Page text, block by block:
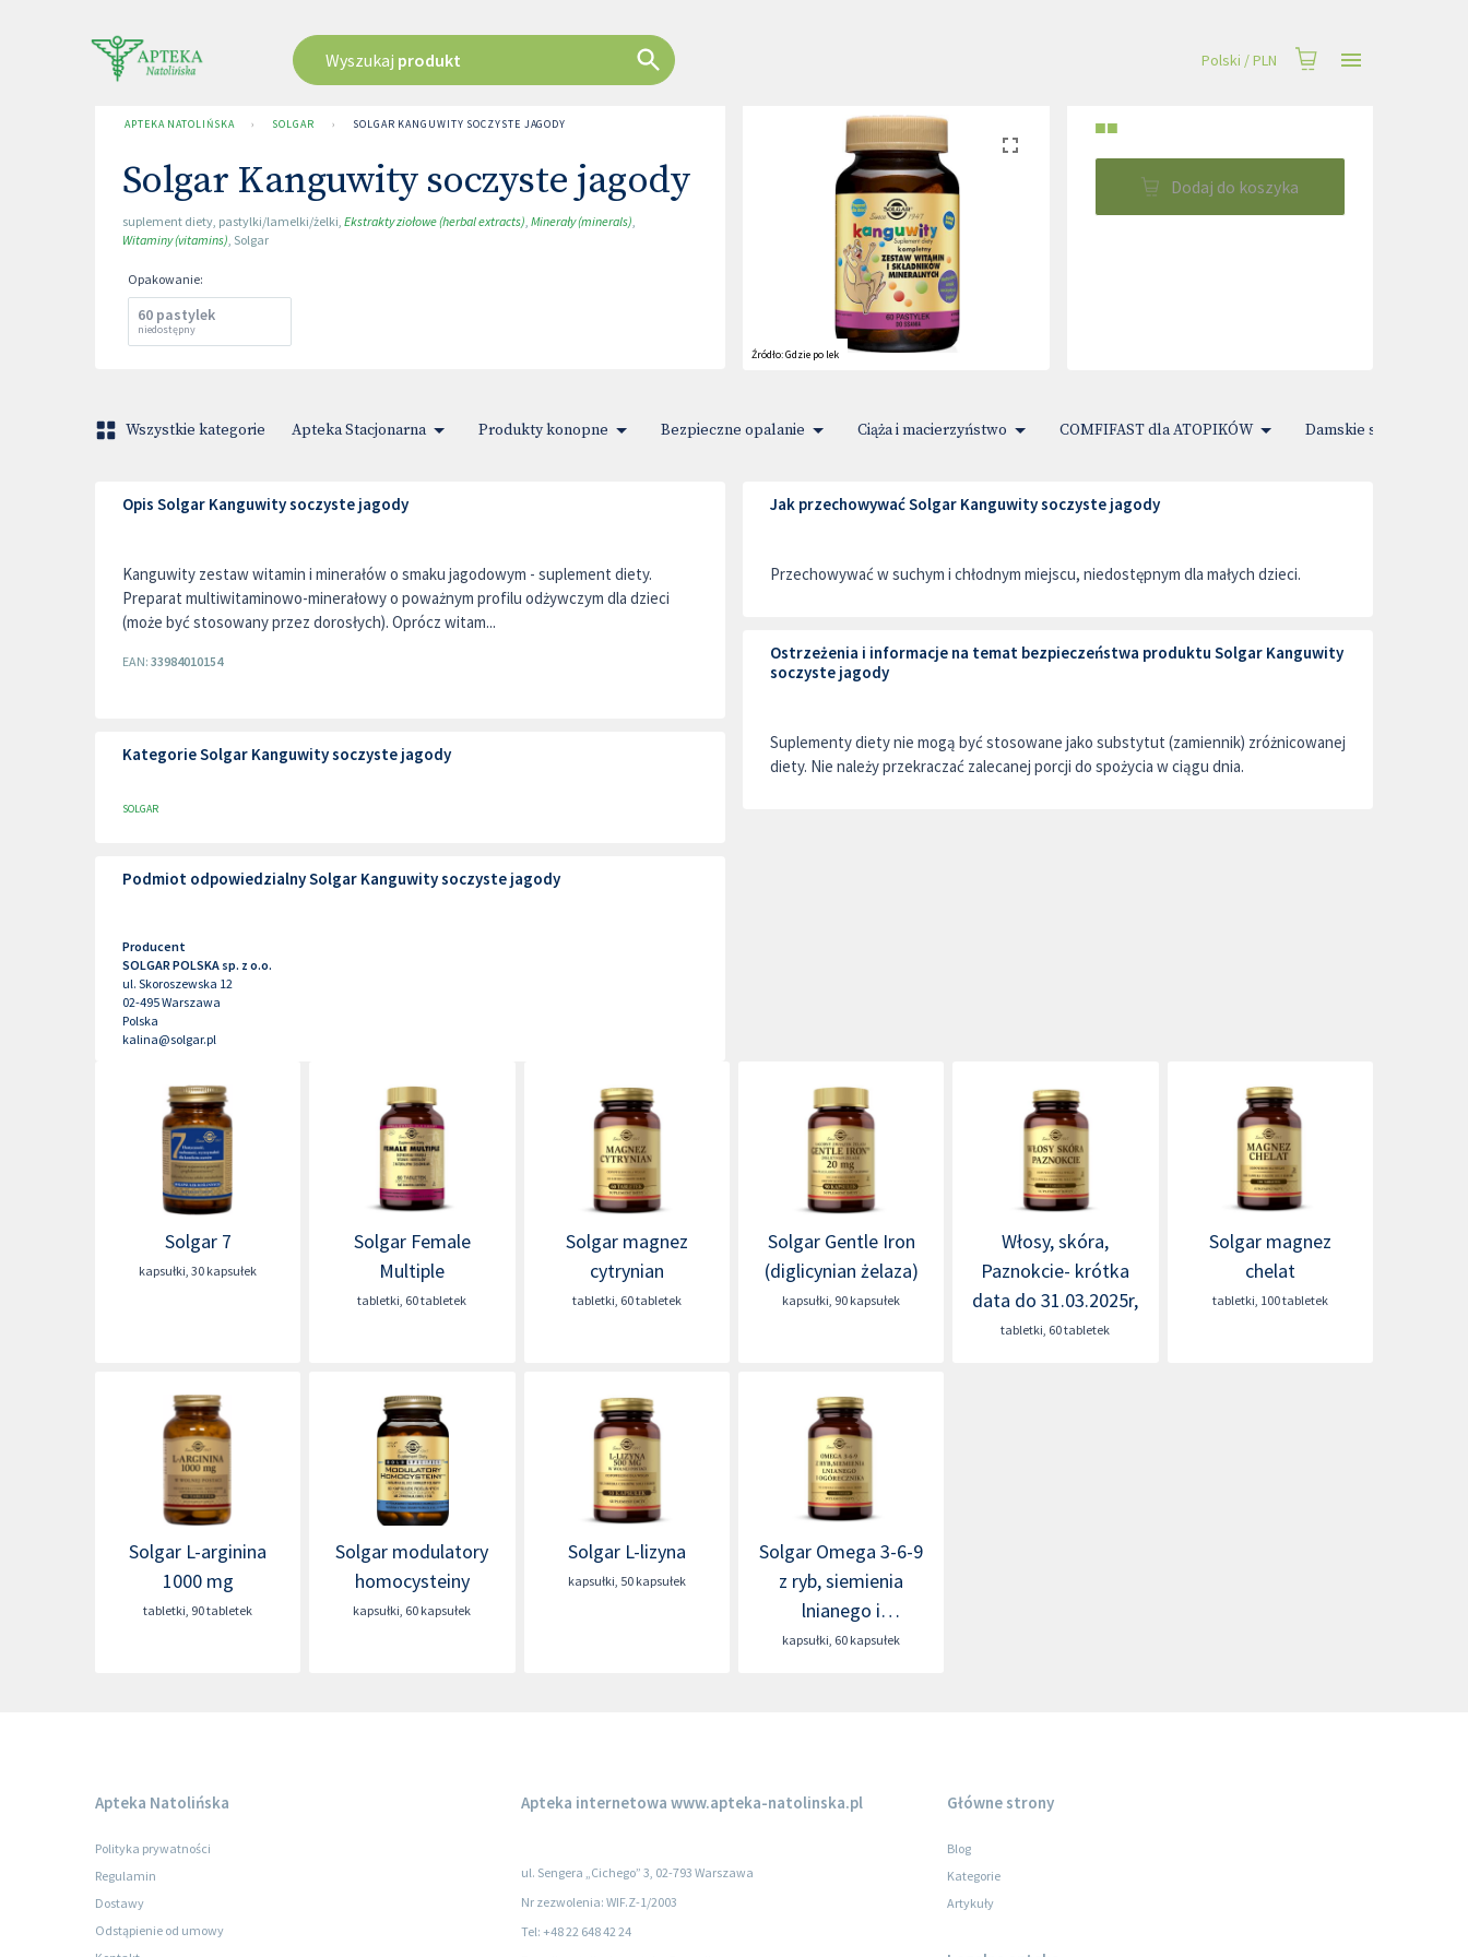
Wyszukaj produkt Polski /PLN
APTEKA NATOLIŃSKA › SOLGAR › SOLGAR KANGUWITY SOCZYSTE JAGODY
Solgar Kanguwity soczyste jagody
suplement diety, pastylki/lamelki/żelki, Ekstrakty ziołowe (herbal extracts), Minerały (minerals),
Witaminy (vitamins), Solgar
Opakowanie:
60 pastylek
niedostępny
Źródło:Gdzie po lek
■■
Dodaj do koszyka
Wszystkie kategorie Apteka Stacjonarna Produkty konopne Bezpieczne opalanie Ciąża i macierzyństwo COMFIFAST dla ATOPIKÓW Damskie sprawy
Opis Solgar Kanguwity soczyste jagody
Kanguwity zestaw witamin i minerałów o smaku jagodowym - suplement diety.
Preparat multiwitaminowo-minerałowy o poważnym profilu odżywczym dla dzieci
(może być stosowany przez dorosłych). Oprócz witam...
EAN: 33984010154
Kategorie Solgar Kanguwity soczyste jagody
SOLGAR
Podmiot odpowiedzialny Solgar Kanguwity soczyste jagody
Producent
SOLGAR POLSKA sp. z o.o.
ul. Skoroszewska 12
02-495Warszawa
Polska
kalina@solgar.pl
Jak przechowywać Solgar Kanguwity soczyste jagody
Przechowywać w suchym i chłodnym miejscu, niedostępnym dla małych dzieci.
Ostrzeżenia i informacje na temat bezpieczeństwa produktu Solgar Kanguwity
soczyste jagody
Suplementy diety nie mogą być stosowane jako substytut (zamiennik) zróżnicowanej
diety. Nie należy przekraczać zalecanej porcji do spożycia w ciągu dnia.
Solgar 7
kapsułki,30 kapsułek
Solgar Female
Multiple
tabletki, 60 tabletek
Solgar magnez
cytrynian
tabletki, 60 tabletek
Solgar Gentle Iron
(diglicynian żelaza)
kapsułki, 90 kapsułek
Włosy, skóra,
Paznokcie- krótka
data do 31.03.2025r,
tabletki, 60 tabletek
Solgar magnez
chelat
tabletki, 100 tabletek
Solgar L-arginina
1000 mg
tabletki, 90 tabletek
Solgar modulatory
homocysteiny
kapsułki, 60 kapsułek
Solgar L-lizyna
kapsułki, 50 kapsułek
Solgar Omega 3-6-9
z ryb, siemienia
lnianego i
ogórecznika
kapsułki, 60 kapsułek
Apteka Natolińska
Polityka prywatności
Regulamin
Dostawy
Odstąpienie od umowy
Apteka internetowa www.apteka-natolinska.pl
ul. Sengera „Cichego” 3, 02-793 Warszawa
Nr zezwolenia: WIF.Z-1/2003
Tel: +48 22 648 42 24
Główne strony
Blog
Kategorie
Artykuły